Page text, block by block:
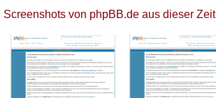
Screenshots von phpBB.de aus dieser Zeit